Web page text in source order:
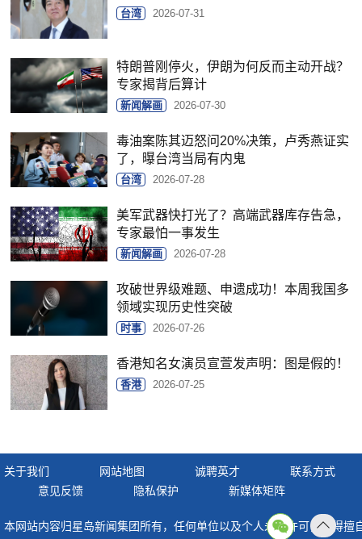
台湾 2026-07-31
特朗普刚停火，伊朗为何反而主动开战？
专家揭背后算计
新闻解画 2026-07-30
毒油案陈其迈怒问20%决策，卢秀燕证实
了，曝台湾当局有内鬼
台湾 2026-07-28
美军武器快打光了？高端武器库存告急，
专家最怕一事发生
新闻解画 2026-07-28
攻破世界级难题、申遗成功！本周我国多
领域实现历史性突破
时事 2026-07-26
香港知名女演员宣萱发声明：图是假的！
香港 2026-07-25
关于我们 网站地图 诚聘英才
联系方式
意见反馈
隐私保护 新媒体矩阵
本网站内容归星岛新闻集团所有，任何单位以及个人未经许可，不得擅